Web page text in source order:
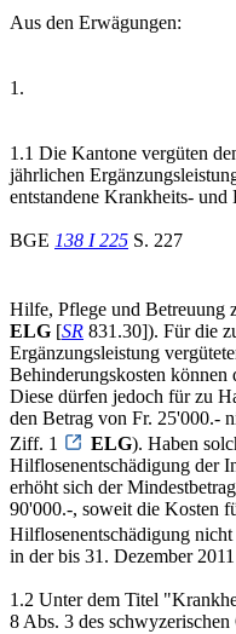
Aus den Erwägungen:
1.
1.1 Die Kantone vergüten
jährlichen
entstandene Krankheits-
BGE 138 I 225 S. 227
Hilfe, Pflege und Betreuung
ELG [SR 831.30]). Für die
Ergänzungsleistung
Behinderungskosten können
Diese dürfen jedoch für zu
den Betrag von Fr. 25'000.-
Ziff. 1
ELG). Haben
Hilflosenentschädigung der
erhöht sich der
90'000.-, soweit die Kosten
Hilflosenentschädigung
in der bis 31. Dezember
1.2 Unter dem Titel
8 Abs. 3 des